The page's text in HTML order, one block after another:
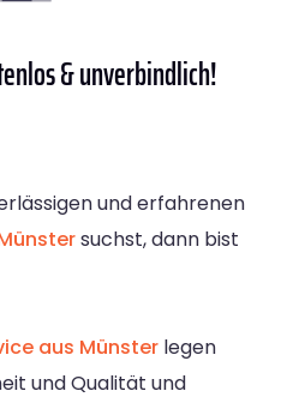
& unverbindlich!
und erfahrenen
suchst, dann bist
aus Münster legen
und Qualität und